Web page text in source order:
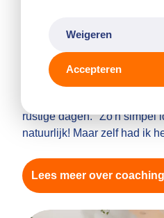
Weigeren
Accepteren
De coaching helpt haar niet
keuzes, maar ook bij focus.
genoeg. Een voorbeeld?
rustige dagen. "Zo'n simpel
natuurlijk! Maar zelf had ik
Lees meer over coaching